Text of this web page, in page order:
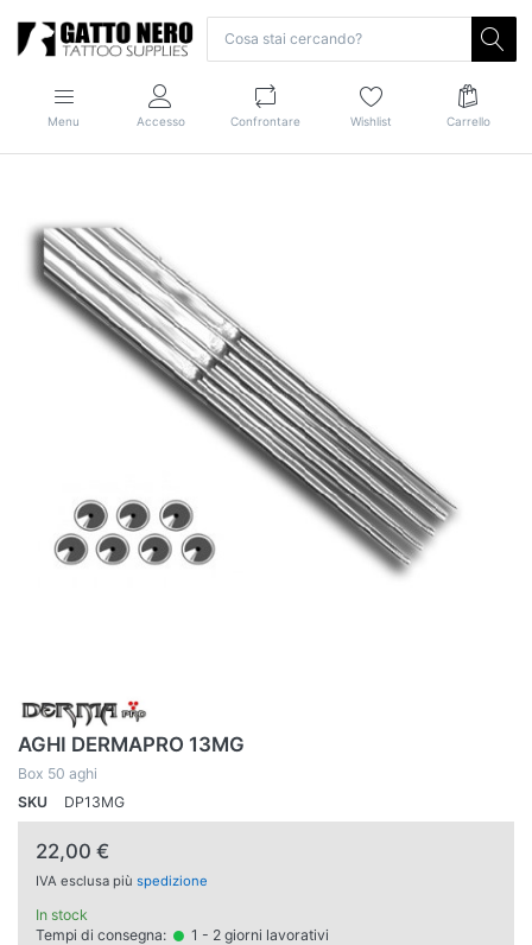
Menu Accesso Confrontare Wishlist Carrello
AGHI DERMAPRO 13MG
Box 50 aghi
SKU
DP13MG
22,00 €
IVA esclusa più spedizione
In stock
Tempi di consegna:
1 - 2 giorni lavorativi